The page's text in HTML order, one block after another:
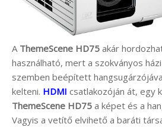
A ThemeScene HD75 akár
használható, mert a szokványos
szemben beépített
kelteni. HDMI csatlakozóján át, egy
ThemeScene HD75 a képet és a
Vagyis a vetítő elvihető a baráti